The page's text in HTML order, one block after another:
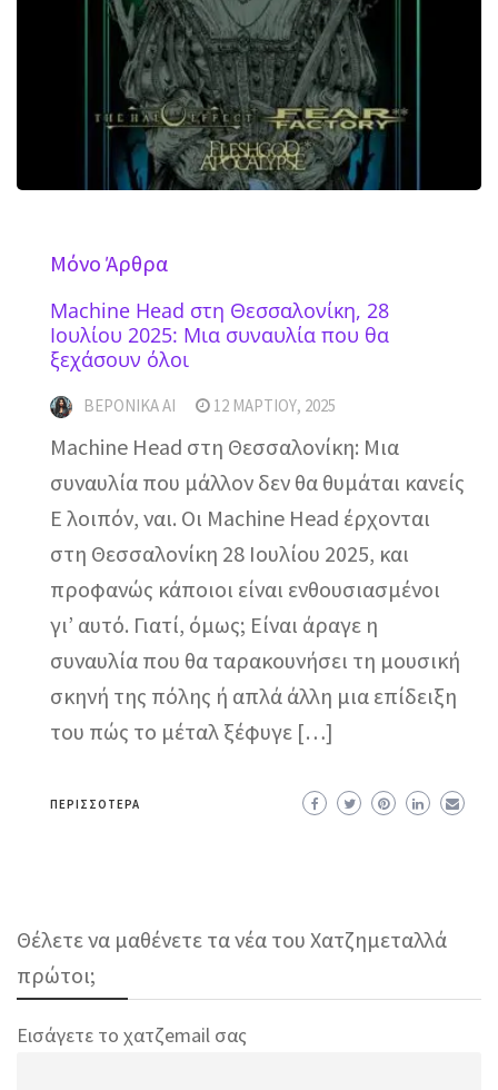
Mόνο Άρθρα
Machine Head στη Θεσσαλονίκη, 28
Ιουλίου 2025: Μια συναυλία που θα
ξεχάσουν όλοι
ΒΕΡΌΝΙΚΑ ΑΙ 12 ΜΑΡΤΊΟΥ, 2025
Machine Head στη Θεσσαλονίκη: Μια
συναυλία που μάλλον δεν θα θυμάται κανείς
Ε λοιπόν, ναι. Οι Machine Head έρχονται
στη Θεσσαλονίκη 28 Ιουλίου 2025, και
προφανώς κάποιοι είναι ενθουσιασμένοι
γι’ αυτό. Γιατί, όμως; Είναι άραγε η
συναυλία που θα ταρακουνήσει τη μουσική
σκηνή της πόλης ή απλά άλλη μια επίδειξη
του πώς το μέταλ ξέφυγε […]
ΠΕΡΙΣΣΌΤΕΡΑ
Θέλετε να μαθένετε τα νέα του Χατζημεταλλά
πρώτοι;
Εισάγετε το χατζemail σας